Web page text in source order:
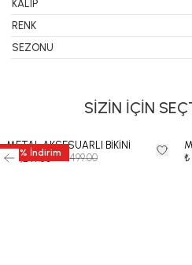
KALIP
RENK
SEZONU
SİZİN İÇİN
50 % İndirim
METAL AKSESUARLI BİKİNİ
₺ 5,249.50₺ 10,499.00
₺